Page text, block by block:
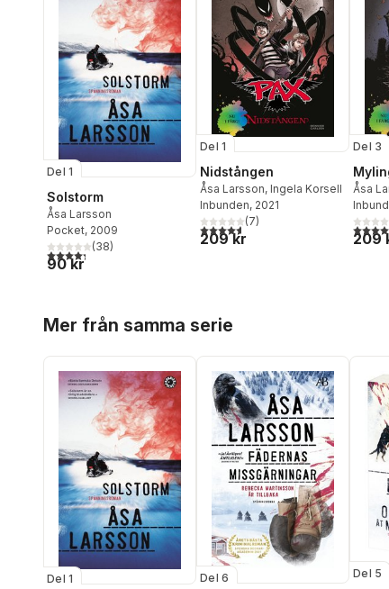
Del 1
Solstorm
Åsa Larsson
Pocket, 2009
4,3utav 5 stjärnor. Totalt antal röster:
(38)
90 kr
Del 1
Nidstången
Åsa Larsson, Ingela Korsell
Inbunden, 2021
4,6utav 5 stjärnor. Totalt antal
(7)
209 kr
Del 3
Åsa
5,0
209
Mer från samma serie
Del 1 Del 6 Del 5